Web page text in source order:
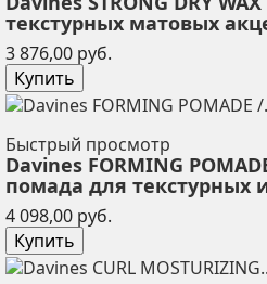
текстурных матовых
3 876,00 руб.
Купить
Быстрый просмотр
Davines FORMING
помада для текстурных
4 098,00 руб.
Купить